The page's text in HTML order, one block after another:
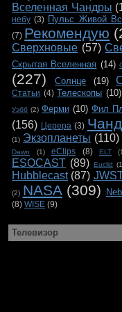
Вселенная Чандры
небу (3) Пульс Живой
(7) Рекомендую
Сверхновые (57)
Скрытая Вселенная (14)
(227)
Солнце (19)
Статьи (4) Телескопы (10)
Уэбб (2) Ферми (10) Фил
(156) Церера (3)
(1) Экзопланеты (110)
Dawn (1) eClips (8) ELT
ESOCAST (89) Euclid
Hubblecast (87)
(2) NASA (309)
(8) WISE (9)
Телевизор